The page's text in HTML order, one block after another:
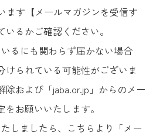
ます【メールマガジンを受信す
るかご確認ください。
いるにも関わらず届かない場合
けられている可能性がございま
除および「jaba.or.jp」からのメー
お願いいたします。
たしましたら、こちらより「メー